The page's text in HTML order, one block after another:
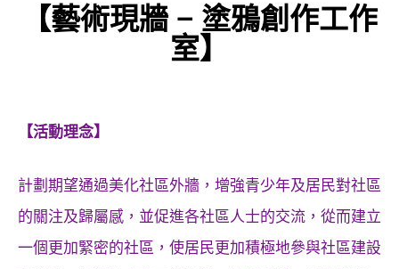
【藝術現牆 – 塗鴉創作工作
室】
【活動理念】
計劃期望通過美化社區外牆，增強青少年及居民對社區
的關注及歸屬感，並促進各社區人士的交流，從而建立
一個更加緊密的社區，使居民更加積極地參與社區建設